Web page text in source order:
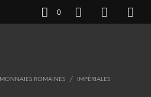
0
MONNAIES ROMAINES / IMPÉRIALES